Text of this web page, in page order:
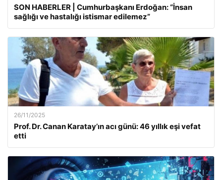
SON HABERLER | Cumhurbaşkanı Erdoğan: “İnsan
sağlığı ve hastalığı istismar edilemez”
26/11/2025
Prof. Dr. Canan Karatay’ın acı günü: 46 yıllık eşi vefat
etti